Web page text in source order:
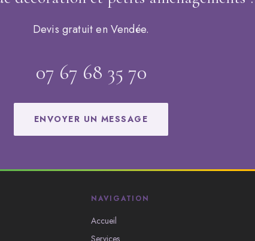
Devis gratuit en Vendée.
07 67 68 35 70
ENVOYER UN MESSAGE
NAVIGATION
Accueil
Services